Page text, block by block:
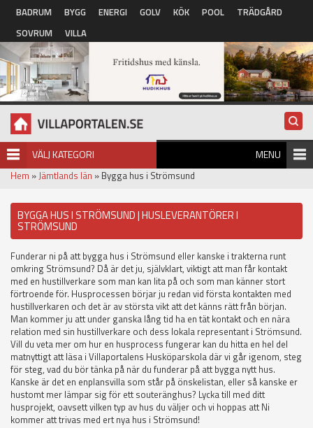
Hoppa till huvudinnehåll
BADRUM BYGG ENERGI GOLV KÖK POOL
TRÄDGÅRD
SOVRUM
VILLA
VÄLJ KATEGORI MENU
Hem »Jämtlands län » Bygga hus i Strömsund
BYGGA HUS I STRÖMSUND | HUSLEVERANTÖRER I
STRÖMSUND
Funderar ni på att bygga hus i Strömsund eller kanske i trakterna runt
omkring Strömsund? Då är det ju, självklart, viktigt att man får kontakt
med en hustillverkare som man kan lita på och som man känner stort
förtroende för. Husprocessen börjar ju redan vid första kontakten med
hustillverkaren och det är av största vikt att det känns rätt från början.
Man kommer ju att under ganska lång tid ha en tät kontakt och en nära
relation med sin hustillverkare och dess lokala representant i Strömsund.
Vill du veta mer om hur en husprocess fungerar kan du hitta en hel del
matnyttigt att läsa i Villaportalens Husköparskola där vi går igenom, steg
för steg, vad du bör tänka på när du funderar på att bygga nytt hus.
Kanske är det en enplansvilla som står på önskelistan, eller så kanske er
hustomt mer lämpar sig för ett souteränghus? Lycka till med ditt
husprojekt, oavsett vilken typ av hus du väljer och vi hoppas att Ni
kommer att trivas med ert nya hus i Strömsund!